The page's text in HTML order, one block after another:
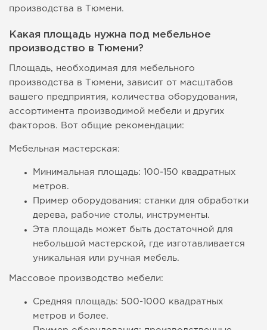
производства в Тюмени.
Какая площадь нужна под мебельное
производство в Тюмени?
Площадь, необходимая для мебельного
производства в Тюмени, зависит от масштабов
вашего предприятия, количества оборудования,
ассортимента производимой мебели и других
факторов. Вот общие рекомендации:
Мебельная мастерская:
Минимальная площадь: 100-150 квадратных
метров.
Пример оборудования: станки для обработки
дерева, рабочие столы, инструменты.
Эта площадь может быть достаточной для
небольшой мастерской, где изготавливается
уникальная или ручная мебель.
Массовое производство мебели:
Средняя площадь: 500-1000 квадратных
метров и более.